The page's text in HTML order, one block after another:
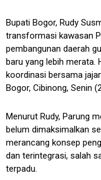
Bupati Bogor, Rudy
transformasi kawasan
pembangunan daerah
baru yang lebih merata.
koordinasi bersama
Bogor, Cibinong, Senin
Menurut Rudy, Parung
belum dimaksimalkan
merancang konsep
dan terintegrasi, salah
terpadu.